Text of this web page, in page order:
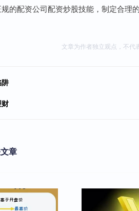
的配资公司配资炒股技能，制定合理
文章为作者独立观点，不代
章